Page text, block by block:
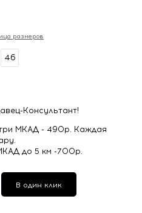
размеров
46
Консультант!
МКАД - 490р. Каждая
до 5 км -700р.
В один клик